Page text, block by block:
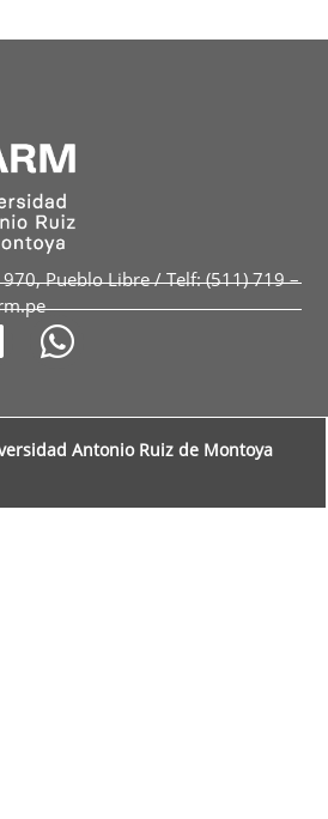
Pueblo Libre / Telf: (511) 719 –
Antonio Ruiz de Montoya